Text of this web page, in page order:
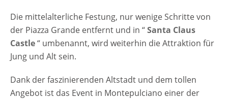
Die mittelalterliche Festung, nur wenige Schritte von
der Piazza Grande entfernt und in “Santa Claus
Castle“ umbenannt, wird weiterhin die Attraktion für
Jung und Alt sein.
Dank der faszinierenden Altstadt und dem tollen
Angebot ist das Event in Montepulciano einer der